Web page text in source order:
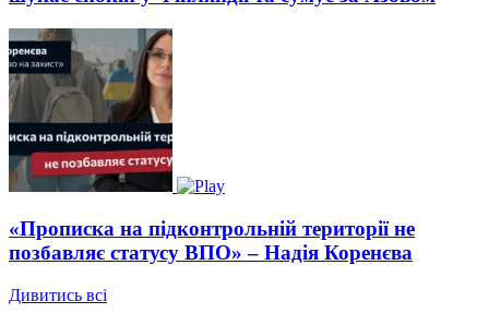
«Прописка на підконтрольній території не
позбавляє статусу ВПО» – Надія Коренєва
Дивитись всі